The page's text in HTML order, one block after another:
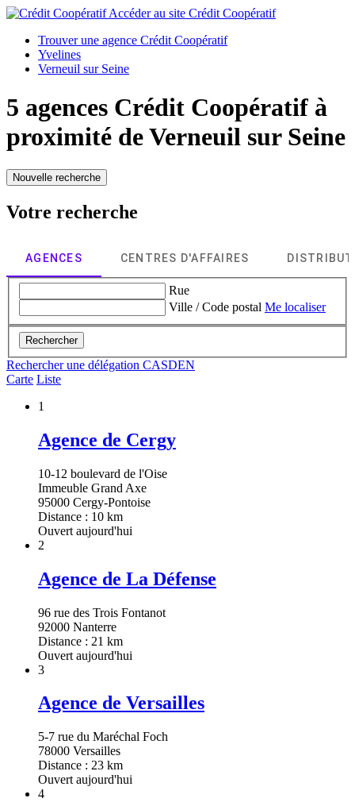
Accéder au site Crédit Coopératif
Trouver une agence Crédit Coopératif
Yvelines
Verneuil sur Seine
5 agences Crédit Coopératif à
proximité deVerneuil sur Seine
Nouvelle recherche
Votre recherche
AGENCES CENTRES D'AFFAIRES
Rue
Ville / Code postal Me localiser
Rechercher
Rechercher une délégation CASDEN
Carte Liste
1
Agence de Cergy
10-12 boulevard de l'Oise
Immeuble Grand Axe
95000 Cergy-Pontoise
Distance : 10 km
Ouvert aujourd'hui
2
Agence de La Défense
96 rue des Trois Fontanot
92000 Nanterre
Distance : 21 km
Ouvert aujourd'hui
3
Agence de Versailles
5-7 rue du Maréchal Foch
78000 Versailles
Distance : 23 km
Ouvert aujourd'hui
4